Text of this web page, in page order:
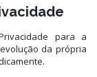
para a
da própria